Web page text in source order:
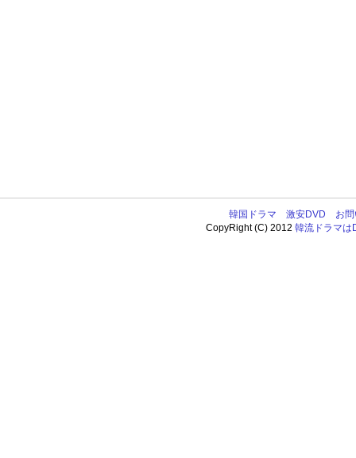
韓国ドラマ 激安DVD
お
CopyRight (C) 2012韓流ドラマは